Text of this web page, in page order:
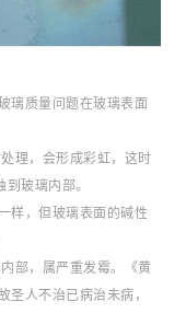
璃质量问题在玻璃表面
理，会形成彩虹，这时
玻璃内部。
，但玻璃表面的碱性
部，属严重发霉。《黄
圣人不治已病治未病，